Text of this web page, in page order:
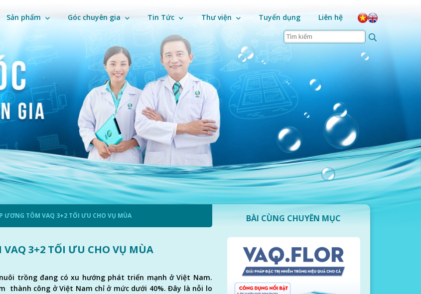
Sản phẩm Góc chuyên gia Tin Tức Thư viện Tuyển dụng Liên hệ
ƯƠNG TÔM VAQ 3+2 TỐI ƯU CHO VỤ MÙA
3+2 TỐI ƯU CHO VỤ MÙA
trồng đang có xu hướng phát triển mạnh ở Việt Nam.
thành công ở Việt Nam chỉ ở mức dưới 40%. Đây là nỗi lo
BÀI CÙNG CHUYÊN MỤC